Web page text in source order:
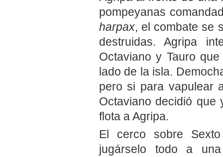
pompeyanas
harpax, el combate se
destruidas. Agripa
Octaviano y Tauro
lado de la isla.
pero si para vapulear
Octaviano decidió
flota a Agripa.
El cerco sobre
jugárselo todo a